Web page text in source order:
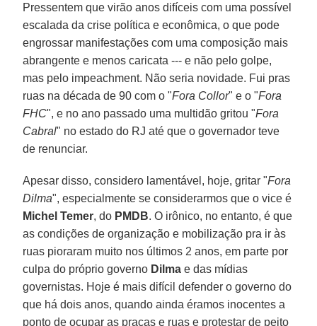
Pressentem que virão anos difíceis com uma possível
escalada da crise política e econômica, o que pode
engrossar manifestações com uma composição mais
abrangente e menos caricata --- e não pelo golpe,
mas pelo impeachment. Não seria novidade. Fui pras
ruas na década de 90 com o "Fora Collor" e o "Fora
FHC", e no ano passado uma multidão gritou "Fora
Cabral" no estado do RJ até que o governador teve
de renunciar.
Apesar disso, considero lamentável, hoje, gritar "Fora
Dilma", especialmente se considerarmos que o vice é
Michel Temer, do PMDB. O irônico, no entanto, é que
as condições de organização e mobilização pra ir às
ruas pioraram muito nos últimos 2 anos, em parte por
culpa do próprio governo Dilma e das mídias
governistas. Hoje é mais difícil defender o governo do
que há dois anos, quando ainda éramos inocentes a
ponto de ocupar as praças e ruas e protestar de peito